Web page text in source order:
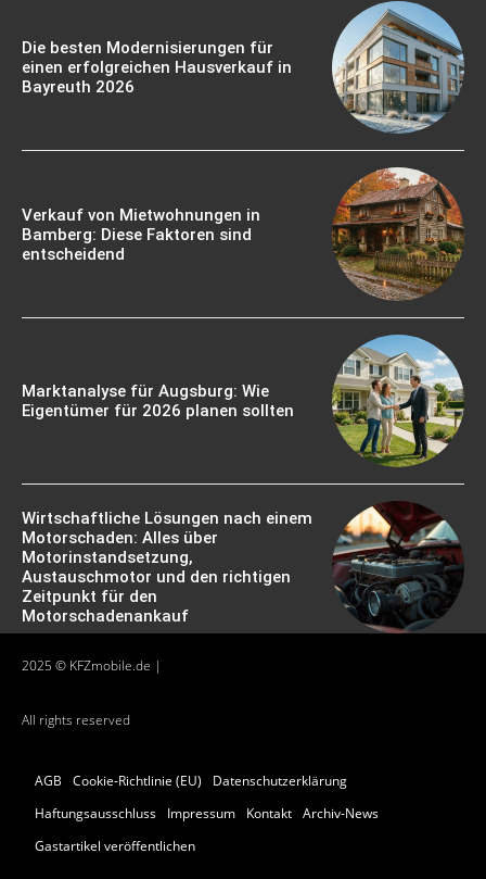
Die besten Modernisierungen für
einen erfolgreichen Hausverkauf in
Bayreuth 2026
Verkauf von Mietwohnungen in
Bamberg: Diese Faktoren sind
entscheidend
Marktanalyse für Augsburg: Wie
Eigentümer für 2026 planen sollten
Wirtschaftliche Lösungen nach einem
Motorschaden: Alles über
Motorinstandsetzung,
Austauschmotor und den richtigen
Zeitpunkt für den
Motorschadenankauf
2025 © KFZmobile.de |
All rights reserved
AGB Cookie-Richtlinie (EU)
Datenschutzerklärung
Haftungsausschluss
Impressum Kontakt Archiv-News
Gastartikel veröffentlichen